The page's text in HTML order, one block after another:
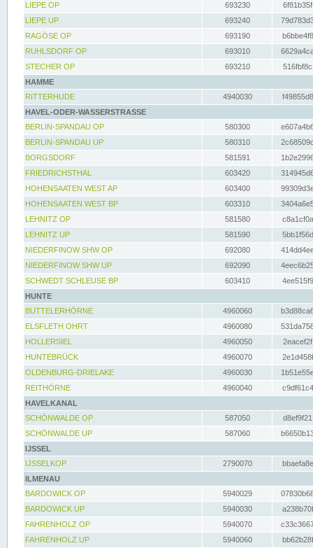
LIEPE OP
693230
LIEPE UP
693240
RAGÖSE OP
693190
RUHLSDORF OP
693010
STECHER OP
693210
HAMME
RITTERHUDE
4940030
HAVEL-ODER-WASSERSTRASSE
BERLIN-SPANDAU OP
580300
BERLIN-SPANDAU UP
580310
BORGSDORF
581591
FRIEDRICHSTHAL
603420
HOHENSAATEN WEST AP
603400
HOHENSAATEN WEST BP
603310
LEHNITZ OP
581580
LEHNITZ UP
581590
NIEDERFINOW SHW OP
692080
NIEDERFINOW SHW UP
692090
SCHWEDT SCHLEUSE BP
603410
HUNTE
BUTTELERHÖRNE
4960060
ELSFLETH OHRT
4960080
HOLLERSIEL
4960050
HUNTEBRÜCK
4960070
OLDENBURG-DRIELAKE
4960030
REITHÖRNE
4960040
HAVELKANAL
SCHÖNWALDE OP
587050
SCHÖNWALDE UP
587060
IJSSEL
IJSSELKOP
2790070
ILMENAU
BARDOWICK OP
5940029
BARDOWICK UP
5940030
FAHRENHOLZ OP
5940070
FAHRENHOLZ UP
5940060